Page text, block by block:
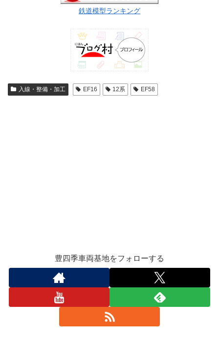
鉄道模型ランキング
入線・整備・加工 EF16 12系 EF58
豊四季車両基地をフォローする